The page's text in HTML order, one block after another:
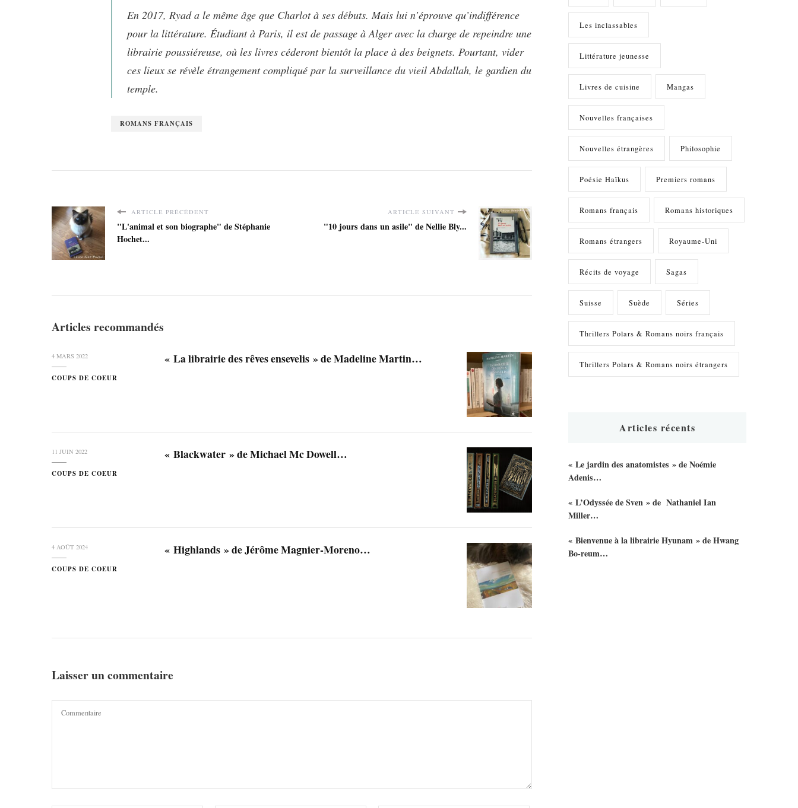
En 2017, Ryad a le même âge que Charlot à ses débuts. Mais lui n’éprouve qu’indifférence
pour la littérature. Étudiant à Paris, il est de passage à Alger avec la charge de repeindre une
librairie poussiéreuse, où les livres céderont bientôt la place à des beignets. Pourtant, vider
ces lieux se révèle étrangement compliqué par la surveillance du vieil Abdallah, le gardien du
temple.
ROMANS FRANÇAIS
ARTICLE PRÉCÉDENT
"L'animal et son biographe" de Stéphanie
Hochet...
ARTICLE SUIVANT
"10 jours dans un asile" de Nellie Bly...
Articles recommandés
4 MARS 2022
COUPS DE COEUR
« La librairie des rêves ensevelis » de Madeline Martin…
11 JUIN 2022
COUPS DE COEUR
« Blackwater » de Michael Mc Dowell…
4 AOÛT 2024
COUPS DE COEUR
« Highlands » de Jérôme Magnier-Moreno…
Laisser un commentaire
Les inclassables
Littérature jeunesse
Livres de cuisine Mangas
Nouvelles françaises
Nouvelles étrangères Philosophie
Poésie Haïkus Premiers romans
Romans français Romans historiques
Romans étrangers Royaume-Uni
Récits de voyage Sagas
Suisse Suède Séries
Thrillers Polars & Romans noirs français
Thrillers Polars & Romans noirs étrangers
Articles récents
« Le jardin des anatomistes » de Noémie
Adenis…
« L’Odyssée de Sven » de Nathaniel Ian
Miller…
« Bienvenue à la librairie Hyunam » de Hwang
Bo-reum…